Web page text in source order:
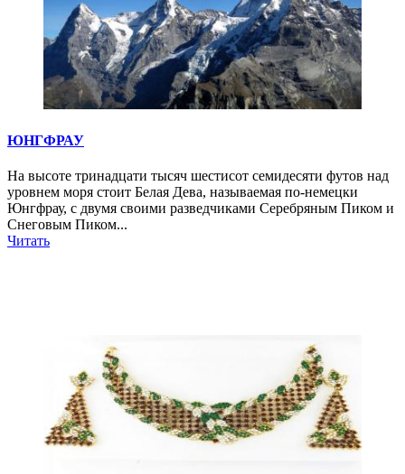
ЮНГФРАУ
На высоте тринадцати тысяч шестисот семидесяти футов над
уровнем моря стоит Белая Дева, называемая по-немецки
Юнгфрау, с двумя своими разведчиками Серебряным Пиком и
Снеговым Пиком...
Читать